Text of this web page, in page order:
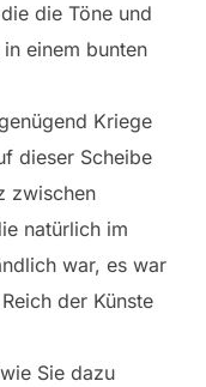
die Töne und
einem bunten
Kriege
dieser Scheibe
zwischen
natürlich im
war, es war
der Künste
Sie dazu